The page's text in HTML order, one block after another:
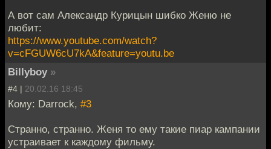
А вот сам Александр Курицын шибко Женю не
любит:
https://www.youtube.com/watch?
v=cFGUW6cU7kA&feature=youtu.be
Billyboy »
#4 | 20.02.16 18:45
Кому: Darrock, #3
Странно, странно. Женя то ему такие пиар кампании
устраивает к каждому фильму.